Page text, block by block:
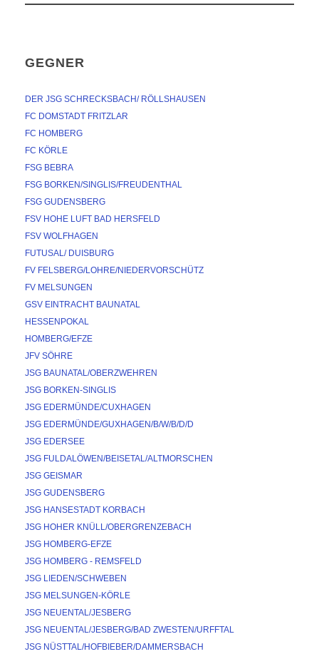
GEGNER
DER JSG SCHRECKSBACH/ RÖLLSHAUSEN
FC DOMSTADT FRITZLAR
FC HOMBERG
FC KÖRLE
FSG BEBRA
FSG BORKEN/SINGLIS/FREUDENTHAL
FSG GUDENSBERG
FSV HOHE LUFT BAD HERSFELD
FSV WOLFHAGEN
FUTUSAL/ DUISBURG
FV FELSBERG/LOHRE/NIEDERVORSCHÜTZ
FV MELSUNGEN
GSV EINTRACHT BAUNATAL
HESSENPOKAL
HOMBERG/EFZE
JFV SÖHRE
JSG BAUNATAL/OBERZWEHREN
JSG BORKEN-SINGLIS
JSG EDERMÜNDE/CUXHAGEN
JSG EDERMÜNDE/GUXHAGEN/B/W/B/D/D
JSG EDERSEE
JSG FULDALÖWEN/BEISETAL/ALTMORSCHEN
JSG GEISMAR
JSG GUDENSBERG
JSG HANSESTADT KORBACH
JSG HOHER KNÜLL/OBERGRENZEBACH
JSG HOMBERG-EFZE
JSG HOMBERG - REMSFELD
JSG LIEDEN/SCHWEBEN
JSG MELSUNGEN-KÖRLE
JSG NEUENTAL/JESBERG
JSG NEUENTAL/JESBERG/BAD ZWESTEN/URFFTAL
JSG NÜSTTAL/HOFBIEBER/DAMMERSBACH